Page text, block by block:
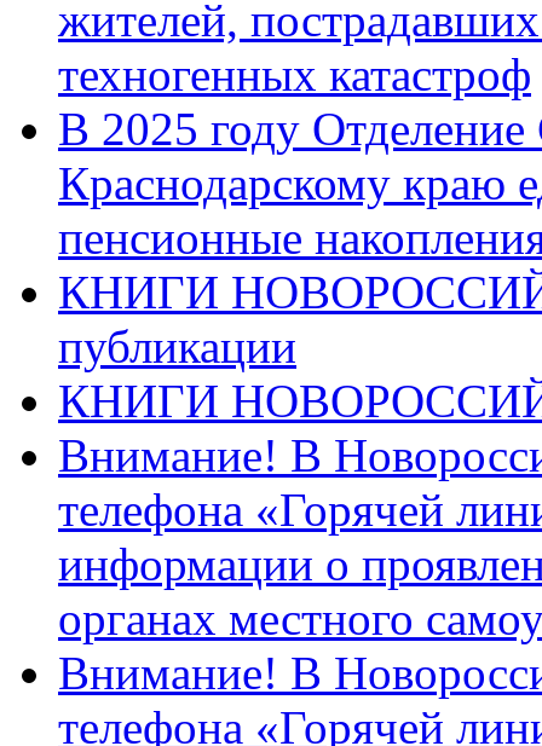
жителей,
техногенных катастроф
В 2025 году
Краснодарскому краю
пенсионные
КНИГИ
публикации
КНИГИ
Внимание! В
телефона «Горячей
информации о
органах местного
Внимание! В
телефона «Горячей